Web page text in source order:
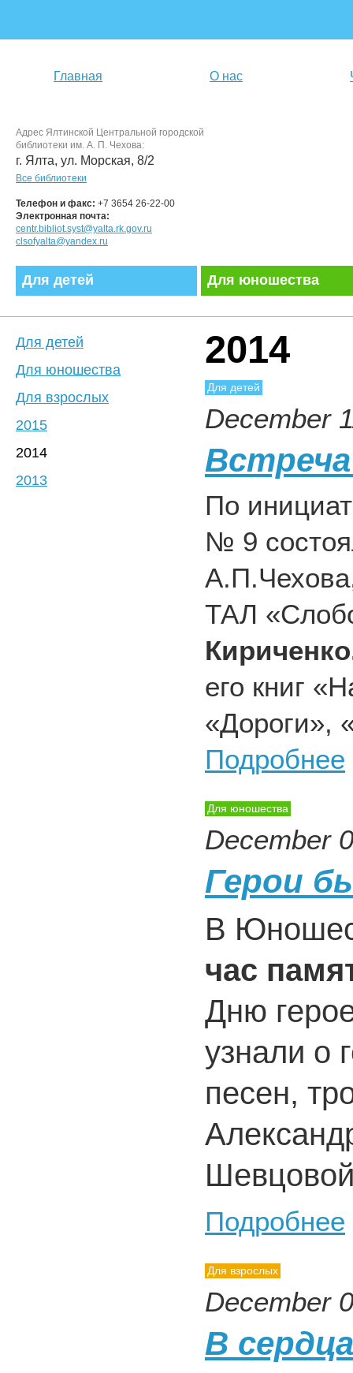
Главная О нас
Адрес Ялтинской Центральной городской
библиотеки им. А. П. Чехова:
г. Ялта, ул. Морская, 8/2
Все библиотеки
Телефон и факс: +7 3654 26-22-00
Электронная почта:
centr.bibliot.syst@yalta.rk.gov.ru
clsofyalta@yandex.ru
Для детей Для юношества
2014
Для детей
December
По
№ 9
ТАЛ
его книг
«Дороги»,
Подробнее
Для юношества
December
Герои
В
час
Дню
узнали о
песен,
Подробнее
Для взрослых
December
В
Для детей
Для юношества
Для взрослых
2015
2014
2013